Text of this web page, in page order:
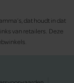
dat houdt in dat
van retailers. Deze